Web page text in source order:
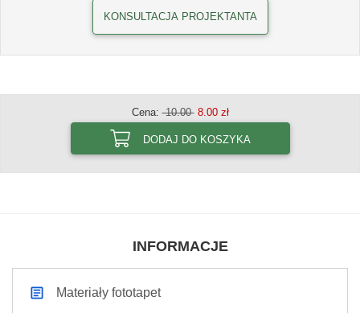
KONSULTACJA PROJEKTANTA
Cena:10.008.00 zł
DODAJ DO KOSZYKA
INFORMACJE
Materiały fototapet